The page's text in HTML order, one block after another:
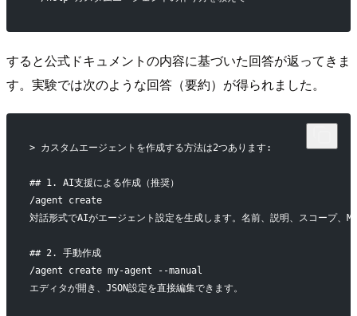
すると公式ドキュメントの内容に基づいた回答が返ってきま
す。実験では次のような回答（要約）が得られました。
> カスタムエージェントを作成する方法は2つあります:
## 1. AI支援による作成（推奨）
/agent create
対話形式でAIがエージェント設定を生成します。名前、説明、スコープ、
## 2. 手動作成
/agent create my-agent --manual
エディタが開き、JSON設定を直接編集できます。